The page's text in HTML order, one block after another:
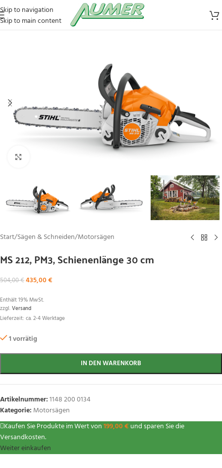
Skip to navigation
Skip to main content
Start/Sägen & Schneiden/Motorsägen
MS 212, PM3, Schienenlänge 30 cm
504,00€435,00€
Enthält 19% MwSt.
zzgl.Versand
Lieferzeit: ca. 2-4 Werktage
1 vorrätig
IN DEN WARENKORB
Artikelnummer:1148 200 0134
Kategorie: Motorsägen
Kaufen Sie Produkte im Wert von199,00€ und sparen Sie die
Versandkosten.
Weiter einkaufen